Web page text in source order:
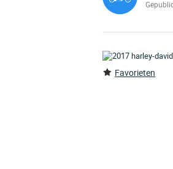
Favorieten